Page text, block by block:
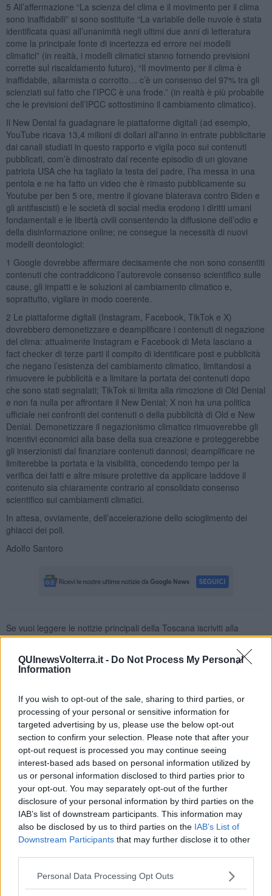
QUInewsVolterra.it - Do Not Process My Personal
Information
If you wish to opt-out of the sale, sharing to third parties, or
processing of your personal or sensitive information for
targeted advertising by us, please use the below opt-out
section to confirm your selection. Please note that after your
opt-out request is processed you may continue seeing
interest-based ads based on personal information utilized by
us or personal information disclosed to third parties prior to
your opt-out. You may separately opt-out of the further
disclosure of your personal information by third parties on the
IAB’s list of downstream participants. This information may
also be disclosed by us to third parties on the IAB’s List of
Downstream Participants that may further disclose it to other
Personal Data Processing Opt Outs
5 All’affermazione “La scienza del clima e il movimento per il clima
sono inaffidabili” si sono sostituite “La variabile delle nuvole è stata
identificata quasi all’unanimità negli ultimi due anni di letteratura
come la principale fonte di incertezza ed errore nei modelli
climatici” (in realtà, i modelli climatici stanno fornendo previsioni
corrette sul riscaldamento futuro), “Il movimento per il clima è
inaffidabile, allarmista o corrotto… c’è un consenso del 97% tra gli
scienziati sul fatto che l’IPCC è una frode.” (in realtà è più probabile
che le previsioni dell’IPCC sottostimino il cambiamento climatico).
Il New Denial fa guadagnare le piattaforme digitali (ad esempio,
YouTube ricava 13,4 milioni di dollari all'anno in entrate pubblicitarie
dai canali studiati in questo rapporto e vigila poco sui contenuti
pubblicati, com’è dimostrato dal recente episodio di un giovane
patriota USA che ha tagliato la testa del padre, l’ha messa in una
pentola e ne ha fatto un video che è rimasto pubblicamente su
Youtube per ben 5 ore, mentre il giovane blaterava contro Biden e
gli antifascisti) e le società di social media erodono i diritti umani
fondamentali e le libertà civili consentendo la diffusione dell’odio e
della disinformazione online; ne consegue la necessità di nuovi
modelli deontologici:
1 Google dovrebbe affermare decisamente che non sono consentiti
contenuti che contraddicono l’autorevole consenso scientifico sulle
cause, gli impatti e le soluzioni al cambiamento climatico e,
soprattutto, vigilare in modo coerente.
2 Le piattaforme digitali (Instagram, Facebook, TikTok e X)
dovrebbero demonetizzare e deamplificare i contenuti di negazione
del clima: attualmente Instagram e Facebook di Meta lasciano a
fact checker di terze parti il compito di identificare post e pubblicità
che negano l’esistenza del cambiamento climatico, limitandosi a
rimuovere le pubblicità e a limitare la portata dei contenuti dopo
che sono stati segnalati; TikTok si limita alla rimozione di Old Denial
e non fa nulla per affrontare il New Denial; X non ha una politica
ufficiale nei confronti dei contenuti o della pubblicità di Old e New
Denial. Demonetizzare il negazionismo climatico rimuoverebbe gli
incentivi economici alla base della sua creazione e proteggerebbe
gli inserzionisti dal finanziare contenuti dannosi; deamplificare ne
limiterebbe la portata e la visibilità, concedendo tempo per la
verifica dei fatti e altre misure protettive da applicare laddove il
contenuto sia chiaramente contrario al consolidato consenso
scientifico sui cambiamenti climatici.
In attesa, ovviamente, dell’accelerazione dello scioglimento dei
ghiacci dei poli.
Adolfo Santoro
Se vuoi leggere le notizie principali della Toscana iscriviti alla
Newsletter QUInews - ToscanaMedia.Arriva gratis tutti i giorni
Basta cliccareQUI
Articoli dal Blog “Disincantato” di Adolfo Santoro
​Un esempio di civismo
​Linee guida per organizzare il civismo della complessità
​Il ripristino della natura secondo la legge e l’impegno dei
Cittadini
Il nesso tra cambiamenti climatici e salute umana
Tutti morimmo a stento (3)
Tutti morimmo a stento (2)
​Tutti morimmo a stento (1)
IL CORRIDOIO BLU il resoconto del convegno
Un manuale essenziale per seguire il CORRIDOIO BLU
​I costi dell’adeguamento al cold ironing
Alcune domande da esordiente agli esperti che decidono le